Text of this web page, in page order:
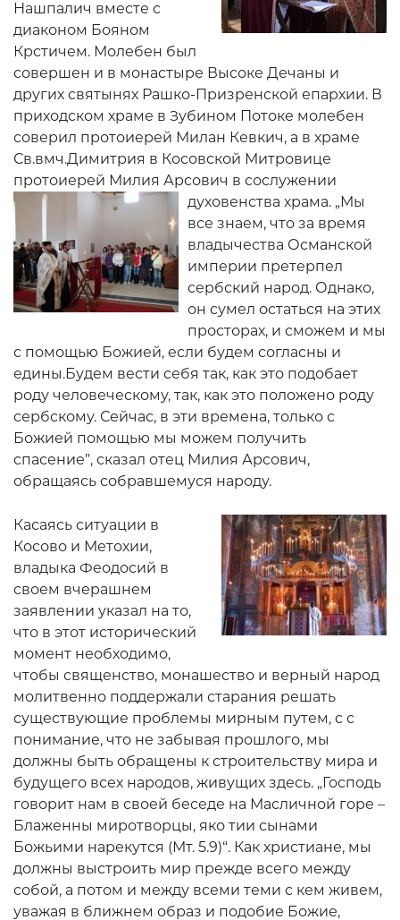
Нашпалич вместе с
диаконом Бояном
Крстичем. Молебен был
совершен и в монастыре Высоке Дечаны и
других святынях Рашко-Призренской епархии. В
приходском храме в Зубином Потоке молебен
соверил протоиерей Милан Кевкич, а в храме
Св.вмч.Димитрия в Косовской Митровице
протоиерей Милия Арсович в сослужении
духовенства храма. „Мы
все знаем, что за время
владычества Османской
империи претерпел
сербский народ. Однако,
он сумел остаться на этих
просторах, и сможем и мы
с помощью Божией, если будем согласны и
едины.Будем вести себя так, как это подобает
роду человеческому, так, как это положено роду
сербскому. Сейчас, в эти времена, только с
Божией помощью мы можем получить
спасение”, сказал отец Милия Арсович,
обращаясь собравшемуся народу.
Касаясь ситуации в
Косово и Метохии,
владыка Феодосий в
своем вчерашнем
заявлении указал на то,
что в этот исторический
момент необходимо,
чтобы священство, монашество и верный народ
молитвенно поддержали старания решать
существующие проблемы мирным путем, с с
понимание, что не забывая прошлого, мы
должны быть обращены к строительству мира и
будущего всех народов, живущих здесь. „Господь
говорит нам в своей беседе на Масличной горе –
Блаженны миротворцы, яко тии сынами
Божьими нарекутся (Мт. 5.9)“. Как христиане, мы
должны выстроить мир прежде всего между
собой, а потом и между всеми теми с кем живем,
уважая в ближнем образ и подобие Божие,